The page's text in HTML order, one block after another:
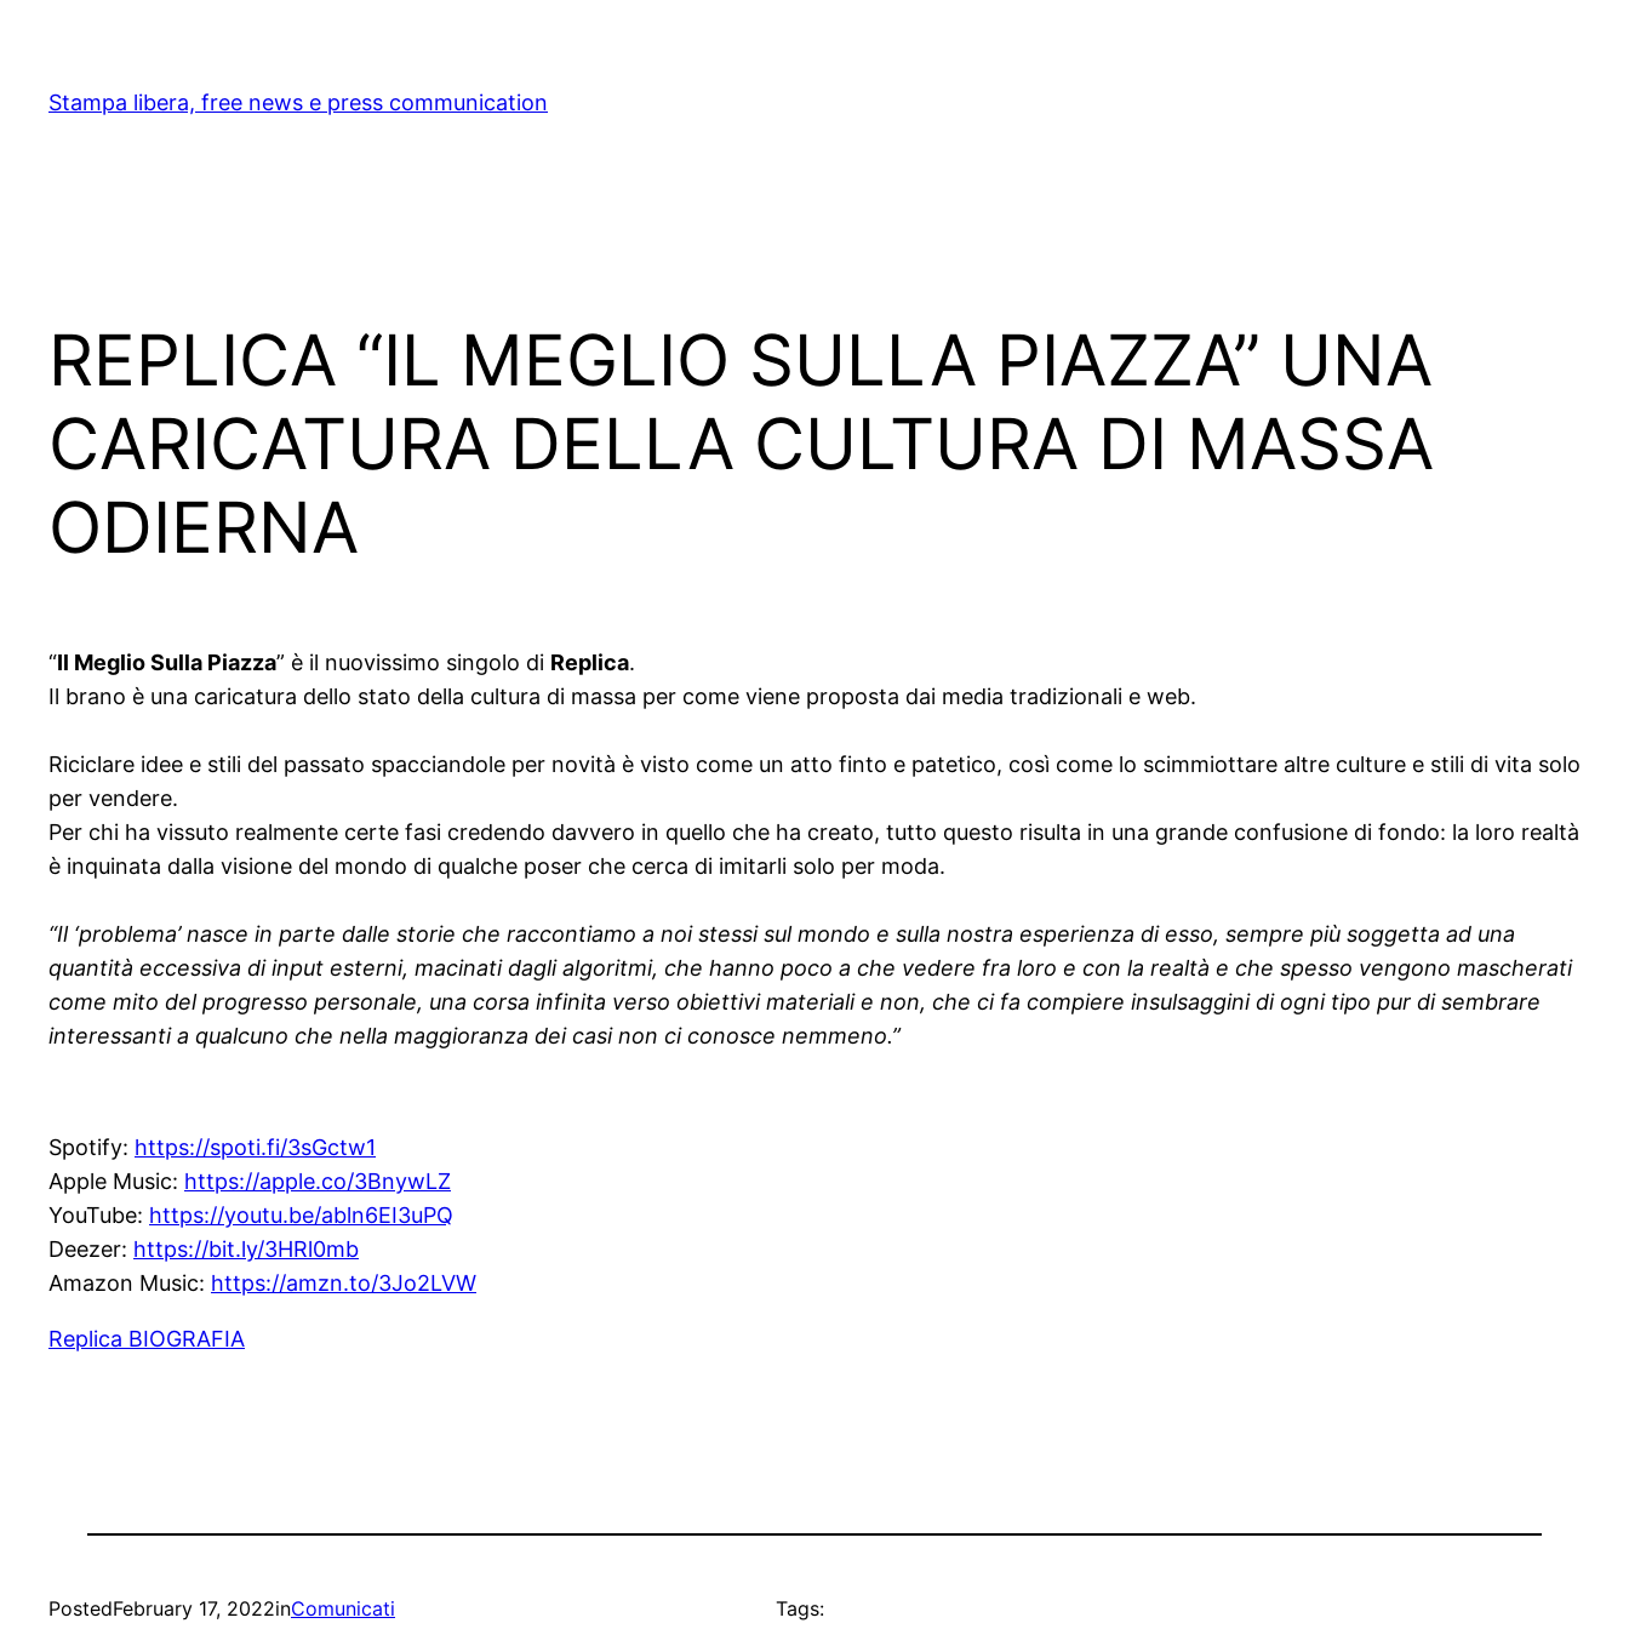
content
Stampa libera, free news e press communication
REPLICA “IL MEGLIO SULLA PIAZZA” UNA
CARICATURA DELLA CULTURA DI MASSA
ODIERNA
“Il Meglio Sulla Piazza” è il nuovissimo singolo di Replica.
Il brano è una caricatura dello stato della cultura di massa per come viene proposta dai media tradizionali e web.
Riciclare idee e stili del passato spacciandole per novità è visto come un atto finto e patetico, così come lo scimmiottare altre culture e stili di vita solo
per vendere.
Per chi ha vissuto realmente certe fasi credendo davvero in quello che ha creato, tutto questo risulta in una grande confusione di fondo: la loro realtà
è inquinata dalla visione del mondo di qualche poser che cerca di imitarli solo per moda.
“Il ‘problema’ nasce in parte dalle storie che raccontiamo a noi stessi sul mondo e sulla nostra esperienza di esso, sempre più soggetta ad una
quantità eccessiva di input esterni, macinati dagli algoritmi, che hanno poco a che vedere fra loro e con la realtà e che spesso vengono mascherati
come mito del progresso personale, una corsa infinita verso obiettivi materiali e non, che ci fa compiere insulsaggini di ogni tipo pur di sembrare
interessanti a qualcuno che nella maggioranza dei casi non ci conosce nemmeno.”
Spotify: https://spoti.fi/3sGctw1
Apple Music: https://apple.co/3BnywLZ
YouTube: https://youtu.be/abln6EI3uPQ
Deezer: https://bit.ly/3HRl0mb
Amazon Music: https://amzn.to/3Jo2LVW
Replica BIOGRAFIA
PostedFebruary 17, 2022inComunicati Tags: